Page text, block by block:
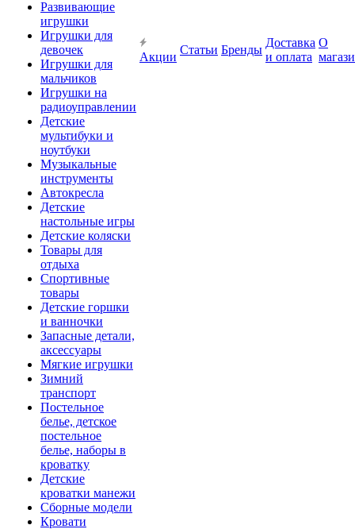
Развивающие
игрушки
Игрушки для
девочек
Игрушки для
мальчиков
Игрушки на
радиоуправлении
Детские
мультибуки и
ноутбуки
Музыкальные
инструменты
Автокресла
Детские
настольные игры
Детские коляски
Товары для
отдыха
Спортивные
товары
Детские горшки
и ванночки
Запасные детали,
аксессуары
Мягкие игрушки
Зимний
транспорт
Постельное
белье, детское
постельное
белье, наборы в
кроватку
Детские
кроватки манежи
Сборные модели
Кровати
Акции
Статьи Бренды
Доставка
и оплата
О